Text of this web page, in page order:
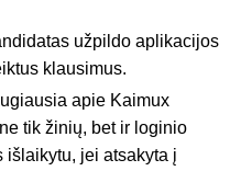
užpildo aplikacijos
klausimus.
apie Kaimux
tik žinių, bet ir loginio
išlaikytu, jei atsakyta į